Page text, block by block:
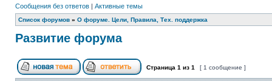
Сообщения без ответов | Активные темы
Список форумов » О форуме. Цели, Правила, Тех. поддержка
Развитие форума
Страница 1 из 1 [ 1 сообщение ]